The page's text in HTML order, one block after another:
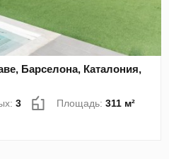
Барселона, Каталония,
3 Площадь:311 м²